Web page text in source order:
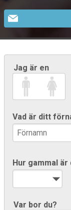
Jag är en
Vad är ditt
Hur gammal är
Var bor du?